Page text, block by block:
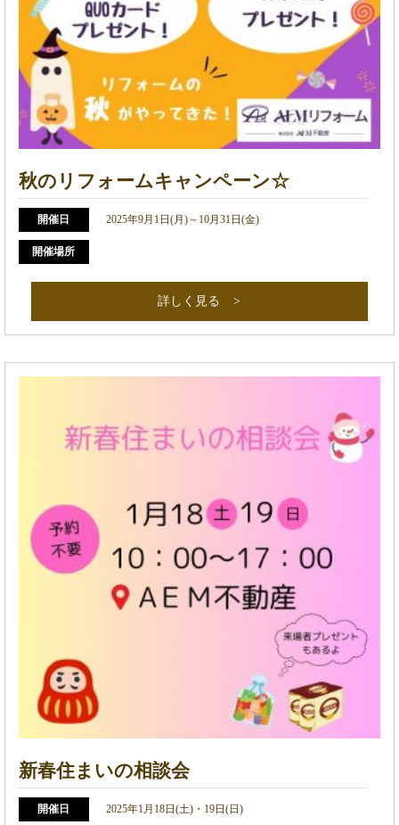
秋のリフォームキャンペーン☆
開催日 2025年9月1日(月)～10月31日(金)
開催場所
詳しく見る
新春住まいの相談会
開催日 2025年1月18日(土)・19日(日)